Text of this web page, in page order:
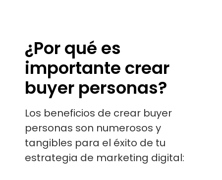
¿Por qué es
importante crear
buyer personas?
Los beneficios de crear buyer
personas son numerosos y
tangibles para el éxito de tu
estrategia de marketing digital: